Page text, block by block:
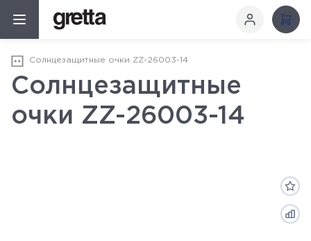
Солнцезащитные очки ZZ-26003-14
Солнцезащитные
очки ZZ-26003-14